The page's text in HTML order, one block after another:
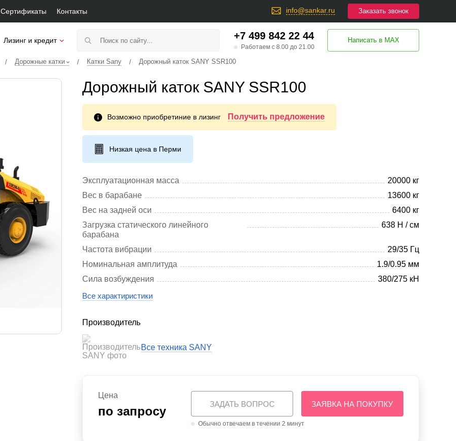
Сертификаты Контакты info@sankar.ru Заказать звонок
Лизинг и кредит +7 499 842 22 44
Работаем с 8.00 до 21.00
Написать в MAX
/ Дорожные катки / Катки Sany / Дорожный каток SANY SSR100
Дорожный каток SANY SSR100
Возможно приобретиние в лизинг Получить предложение
Низкая цена в Перми
Эксплуатационная масса
20000 кг
Вес в барабане
13600 кг
Вес на задней оси
6400 кг
Загрузка статического линейного
барабана
638 Н / см
Частота вибрации
29/35 Гц
Номинальная амплитуда
1.9/0.95 мм
Сила возбуждения
380/275 кН
Все характиристики
Производитель
Все техника SANY
Цена
по запросу
ЗАДАТЬ ВОПРОС ЗАЯВКА НА ПОКУПКУ
Обычно отвечаем в течении 2 минут